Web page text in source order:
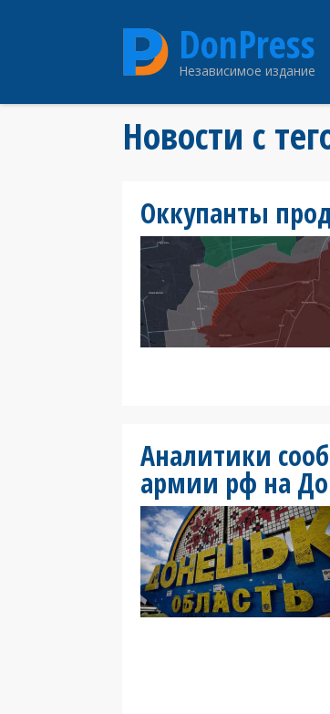
DonPress
Независимое издание
Новости с
Оккупанты
Аналитики
армии рф на